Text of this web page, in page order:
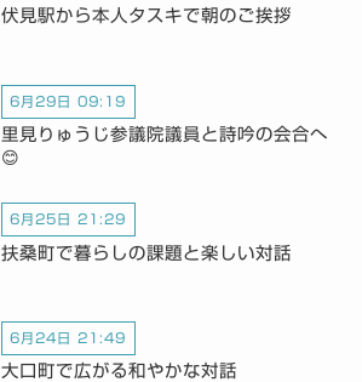
伏見駅から本人タスキで朝のご挨拶
6月29日 09:19
里見りゅうじ参議院議員と詩吟の会合へ
😊
6月25日 21:29
扶桑町で暮らしの課題と楽しい対話
6月24日 21:49
大口町で広がる和やかな対話